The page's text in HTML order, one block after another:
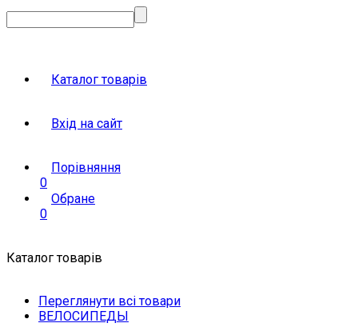
Каталог товарів
Вхід на сайт
Порівняння
0
Обране
0
Каталог товарів
Переглянути всі товари
ВЕЛОСИПЕДЫ